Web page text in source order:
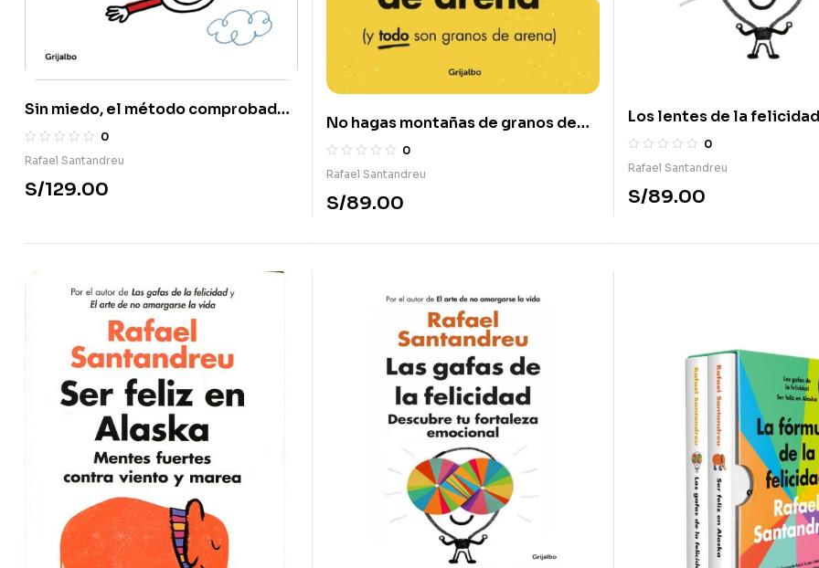
Sin miedo, el método comprobado
para superar la ansiedad
0
Rafael Santandreu
S/129.00
No hagas montañas de granos de
arena (y Todo son granos de arena)
0
Rafael Santandreu
S/89.00
Los lentes de la felicidad
0
Rafael Santandreu
S/89.00